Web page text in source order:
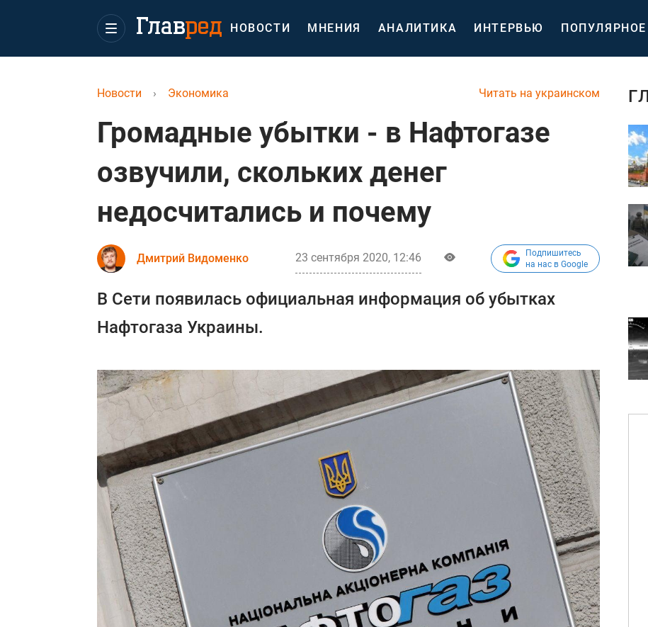
НОВОСТИ МНЕНИЯ АНАЛИТИКА ИНТЕРВЬЮ ПОПУЛЯРНОЕ
Читать на украинском
Новости › Экономика
Громадные убытки - в Нафтогазе
озвучили, скольких денег
недосчитались и почему
Дмитрий Видоменко 23 сентября 2020, 12:46
Подпишитесь
на нас в Google
В Сети появилась официальная информация об убытках
Нафтогаза Украины.